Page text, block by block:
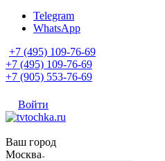
Telegram
WhatsApp
+7 (495) 109-76-69
+7 (495) 109-76-69
+7 (905) 553-76-69
Войти
Ваш город
Москва